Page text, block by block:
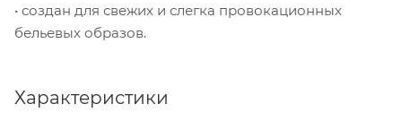
• создан для свежих и слегка провокационных
бельевых образов.
Характеристики